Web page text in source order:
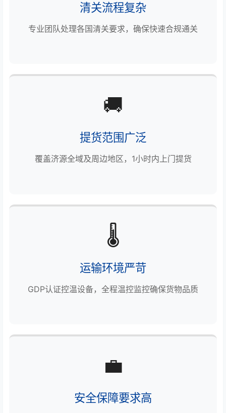
清关流程复杂
专业团队处理各国清关要求，确保快速合规通关
🚚
提货范围广泛
覆盖济源全域及周边地区，1小时内上门提货
🌡️
运输环境严苛
GDP认证控温设备，全程温控监控确保货物品质
💼
安全保障要求高